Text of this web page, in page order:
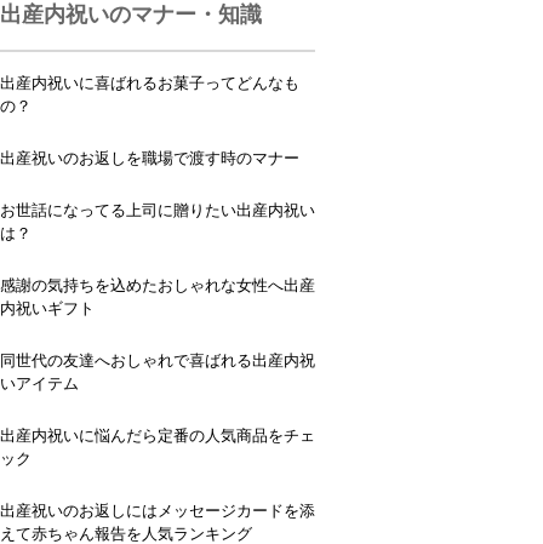
出産内祝いのマナー・知識
出産内祝いに喜ばれるお菓子ってどんなも
の？
出産祝いのお返しを職場で渡す時のマナー
お世話になってる上司に贈りたい出産内祝い
は？
感謝の気持ちを込めたおしゃれな女性へ出産
内祝いギフト
同世代の友達へおしゃれで喜ばれる出産内祝
いアイテム
出産内祝いに悩んだら定番の人気商品をチェ
ック
出産祝いのお返しにはメッセージカードを添
えて赤ちゃん報告を人気ランキング